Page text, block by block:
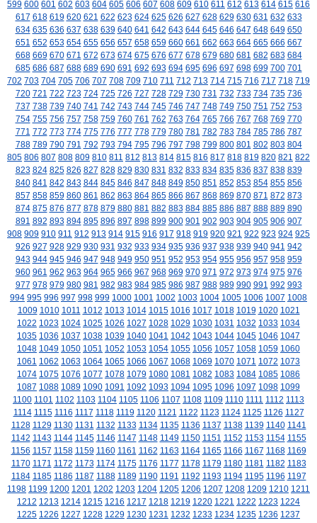
599 600 601 602 603 604 605 606 607 608 609 610 611 612 613 614 615 616
617 618 619 620 621 622 623 624 625 626 627 628 629 630 631 632 633
634 635 636 637 638 639 640 641 642 643 644 645 646 647 648 649 650
651 652 653 654 655 656 657 658 659 660 661 662 663 664 665 666 667
668 669 670 671 672 673 674 675 676 677 678 679 680 681 682 683 684
685 686 687 688 689 690 691 692 693 694 695 696 697 698 699 700 701
702 703 704 705 706 707 708 709 710 711 712 713 714 715 716 717 718 719
720 721 722 723 724 725 726 727 728 729 730 731 732 733 734 735 736
737 738 739 740 741 742 743 744 745 746 747 748 749 750 751 752 753
754 755 756 757 758 759 760 761 762 763 764 765 766 767 768 769 770
771 772 773 774 775 776 777 778 779 780 781 782 783 784 785 786 787
788 789 790 791 792 793 794 795 796 797 798 799 800 801 802 803 804
805 806 807 808 809 810 811 812 813 814 815 816 817 818 819 820 821 822
823 824 825 826 827 828 829 830 831 832 833 834 835 836 837 838 839
840 841 842 843 844 845 846 847 848 849 850 851 852 853 854 855 856
857 858 859 860 861 862 863 864 865 866 867 868 869 870 871 872 873
874 875 876 877 878 879 880 881 882 883 884 885 886 887 888 889 890
891 892 893 894 895 896 897 898 899 900 901 902 903 904 905 906 907
908 909 910 911 912 913 914 915 916 917 918 919 920 921 922 923 924 925
926 927 928 929 930 931 932 933 934 935 936 937 938 939 940 941 942
943 944 945 946 947 948 949 950 951 952 953 954 955 956 957 958 959
960 961 962 963 964 965 966 967 968 969 970 971 972 973 974 975 976
977 978 979 980 981 982 983 984 985 986 987 988 989 990 991 992 993
994 995 996 997 998 999 1000 1001 1002 1003 1004 1005 1006 1007 1008
1009 1010 1011 1012 1013 1014 1015 1016 1017 1018 1019 1020 1021
1022 1023 1024 1025 1026 1027 1028 1029 1030 1031 1032 1033 1034
1035 1036 1037 1038 1039 1040 1041 1042 1043 1044 1045 1046 1047
1048 1049 1050 1051 1052 1053 1054 1055 1056 1057 1058 1059 1060
1061 1062 1063 1064 1065 1066 1067 1068 1069 1070 1071 1072 1073
1074 1075 1076 1077 1078 1079 1080 1081 1082 1083 1084 1085 1086
1087 1088 1089 1090 1091 1092 1093 1094 1095 1096 1097 1098 1099
1100 1101 1102 1103 1104 1105 1106 1107 1108 1109 1110 1111 1112 1113
1114 1115 1116 1117 1118 1119 1120 1121 1122 1123 1124 1125 1126 1127
1128 1129 1130 1131 1132 1133 1134 1135 1136 1137 1138 1139 1140 1141
1142 1143 1144 1145 1146 1147 1148 1149 1150 1151 1152 1153 1154 1155
1156 1157 1158 1159 1160 1161 1162 1163 1164 1165 1166 1167 1168 1169
1170 1171 1172 1173 1174 1175 1176 1177 1178 1179 1180 1181 1182 1183
1184 1185 1186 1187 1188 1189 1190 1191 1192 1193 1194 1195 1196 1197
1198 1199 1200 1201 1202 1203 1204 1205 1206 1207 1208 1209 1210 1211
1212 1213 1214 1215 1216 1217 1218 1219 1220 1221 1222 1223 1224
1225 1226 1227 1228 1229 1230 1231 1232 1233 1234 1235 1236 1237